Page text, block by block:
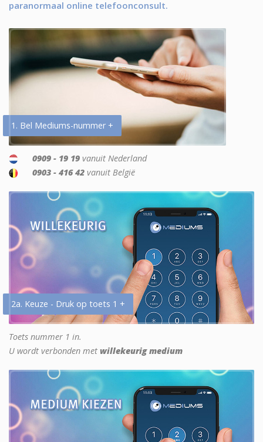
paranormaal online telefoonconsult.
1. Bel Mediums-nummer +
0909 - 19 19 vanuit Nederland
0903 - 416 42 vanuit België
2a. Keuze - Druk op toets 1 +
Toets nummer 1 in.
U wordt verbonden met willekeurig medium